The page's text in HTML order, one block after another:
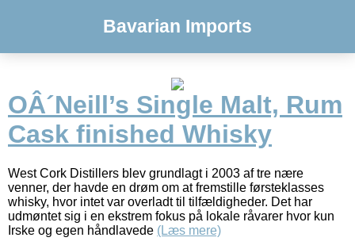
Bavarian Imports
OÂ´Neill’s Single Malt, Rum
Cask finished Whisky
West Cork Distillers blev grundlagt i 2003 af tre nære
venner, der havde en drøm om at fremstille førsteklasses
whisky, hvor intet var overladt til tilfældigheder. Det har
udmøntet sig i en ekstrem fokus på lokale råvarer hvor kun
Irske og egen håndlavede (Læs mere)